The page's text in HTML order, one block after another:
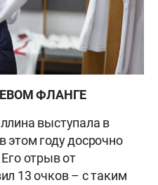
ФЛАНГЕ
выступала в
этом году досрочно
отрыв от
13 очков – с таким